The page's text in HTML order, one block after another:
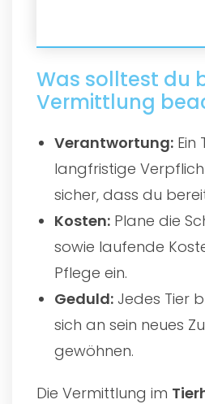
Was solltest du
Vermittlung
Verantwortung: Ein
langfristige
sicher, dass du
Kosten: Plane die
sowie laufende
Pflege ein.
Geduld: Jedes Tier
sich an sein neues
gewöhnen.
Die Vermittlung im